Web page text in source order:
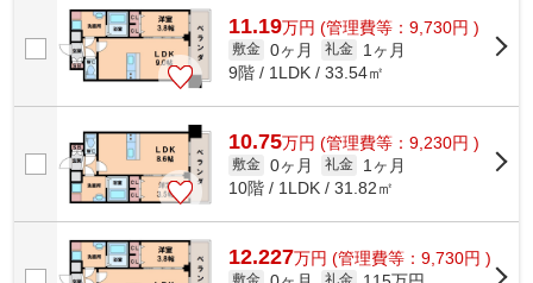
11.19万円 (管理費等：9,730円 )
敷金 0ヶ月 礼金
1ヶ月
9階 / 1LDK / 33.54㎡
10.75万円 (管理費等：9,230円 )
敷金 0ヶ月 礼金
1ヶ月
10階 / 1LDK / 31.82㎡
12.227万円 (管理費等：9,730円 )